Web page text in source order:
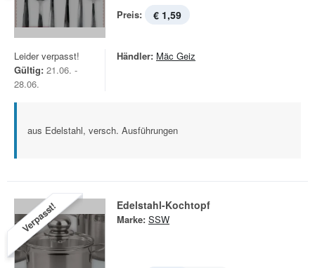
Preis: € 1,59
Leider verpasst!
Gültig: 21.06. -
28.06.
Händler: Mäc Geiz
aus Edelstahl, versch. Ausführungen
Verpasst! Edelstahl-Kochtopf
Marke: SSW